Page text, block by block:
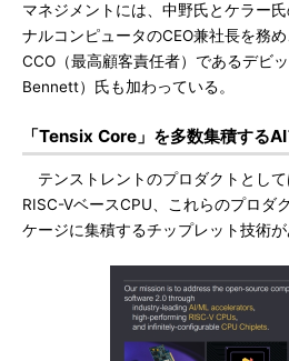
マネジメントには、中野氏とケラー
ナルコンピュータのCEO兼社長を務
CCO（最高顧客責任者）であるデビ
Bennett）氏も加わっている。
「Tensix Core」を多数集積する
テンストレントのプロダクトとして
RISC-VベースCPU、これらのプロダ
ケージに集積するチップレット技術が